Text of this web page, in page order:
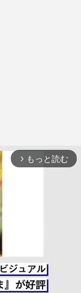
arrow_forward_ios もっと読む